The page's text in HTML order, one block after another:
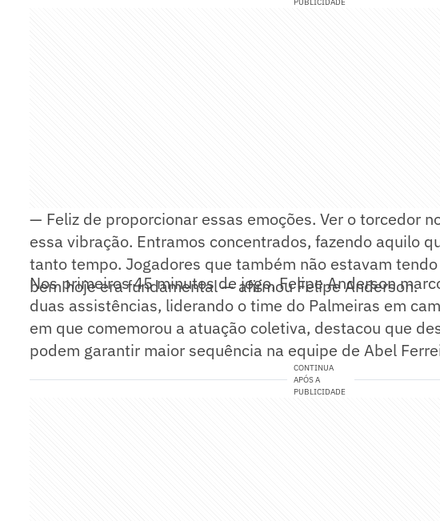
PUBLICIDADE
— Feliz de proporcionar essas emoções. Ver o torcedor
essa vibração. Entramos concentrados, fazendo aquilo
tanto tempo. Jogadores que também não estavam
bem hoje era fundamental — afirmou Felipe Anderson.
Nos primeiros 45 minutos de jogo, Felipe Anderson
duas assistências, liderando o time do Palmeiras em
em que comemorou a atuação coletiva, destacou que
podem garantir maior sequência na equipe de Abel
CONTINUA
APÓS A
PUBLICIDADE